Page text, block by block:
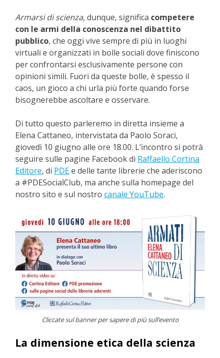
Armarsi di scienza, dunque, significa competere
con le armi della conoscenza nel dibattito
pubblico, che oggi vive sempre di più in luoghi
virtuali e organizzati in bolle sociali dove finiscono
per confrontarsi esclusivamente persone con
opinioni simili. Fuori da queste bolle, è spesso il
caos, un gioco a chi urla più forte quando forse
bisognerebbe ascoltare e osservare.
Di tutto questo parleremo in diretta insieme a
Elena Cattaneo, intervistata da Paolo Soraci,
giovedì 10 giugno alle ore 18.00. L’incontro si potrà
seguire sulle pagine Facebook di Raffaello Cortina
Editore, di PDEe delle tante librerie che aderiscono
a #PDESocialClub, ma anche sulla homepage del
nostro sito e sul nostro canale YouTube.
Cliccate sul banner per sapere di più sull’evento
La dimensione etica della scienza